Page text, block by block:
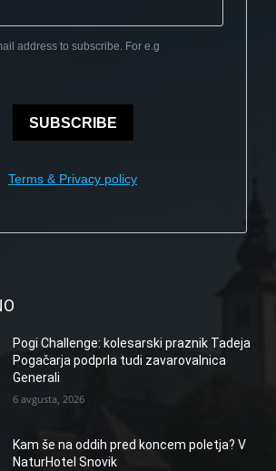
address to subscribe. For e.g
SUBSCRIBE
Terms & Privacy policy
Pogi Challenge: kolesarski praznik Tadeja
Pogačarja podprla tudi zavarovalnica
Generali
6 avgusta, 2026
Kam še na oddih pred koncem poletja? V
NaturHotel Snovik